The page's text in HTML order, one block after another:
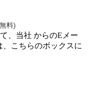
料)
、当社 からのEメー
こちらのボックスに